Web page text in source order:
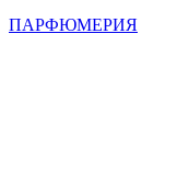
ПАРФЮМЕРИЯ